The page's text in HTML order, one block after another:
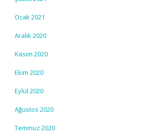
Ocak 2021
Aralık 2020
Kasım 2020
Ekim 2020
Eylül 2020
Ağustos 2020
Temmuz 2020